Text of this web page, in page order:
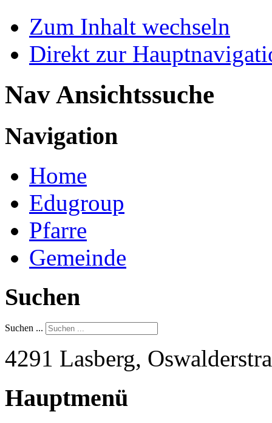
Zum Inhalt wechseln
Direkt zur
Nav Ansichtssuche
Navigation
Home
Edugroup
Pfarre
Gemeinde
Suchen
Suchen ...
4291 Lasberg,
Hauptmenü